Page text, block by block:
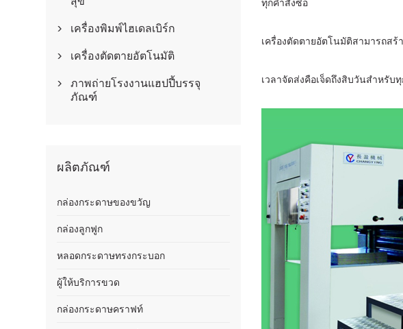
ทุกคำสั่งซื้อ
เครื่องตัดตายอัตโนมัติสามารถส
เวลาจัดส่งคือเจ็ดถึงสิบวันสำหรับ
 เครื่องพิมพ์ไฮเดลเบิร์ก
 เครื่องตัดตายอัตโนมัติ

ภาพถ่ายโรงงานแฮปปี้บรรจุ
ภัณฑ์
ผลิตภัณฑ์
กล่องกระดาษของขวัญ
กล่องลูกฟูก
หลอดกระดาษทรงกระบอก
ผู้ให้บริการขวด
กล่องกระดาษคราฟท์